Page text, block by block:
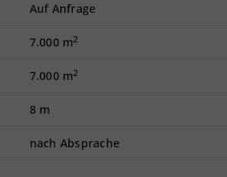
Auf Anfrage
7.000 m2
7.000 m2
8 m
nach Absprache